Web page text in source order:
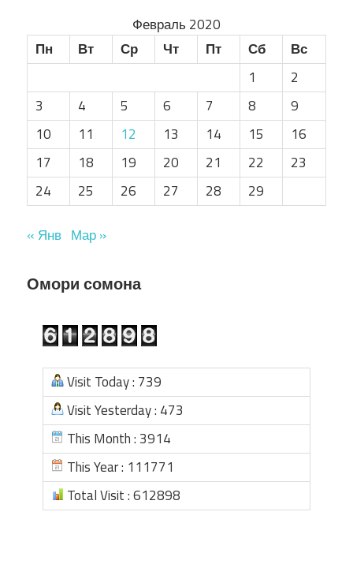
Февраль 2020
Пн
Вт Ср Чт Пт Сб
Вс
1
2
3
4 5 6 7 8
9
10
11 12 13 14 15
16
17
18 19 20 21 22
23
24
25 26 27 28 29
« Янв Мар »
Омори сомона
Visit Today : 739
Visit Yesterday : 473
This Month : 3914
This Year : 111771
Total Visit : 612898